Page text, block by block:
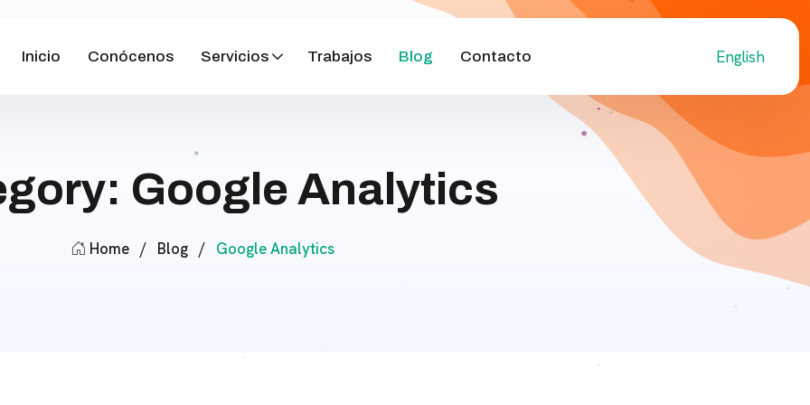
Inicio Conócenos Servicios Trabajos Blog Contacto English
Google Analytics
Home / Blog / Google Analytics